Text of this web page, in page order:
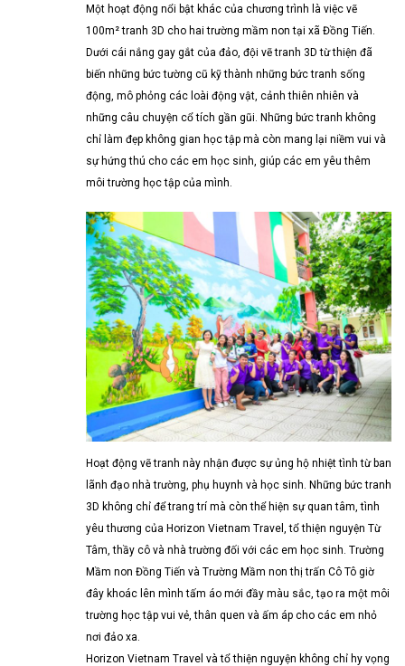
Một hoạt động nổi bật khác của chương trình là việc vẽ
100m² tranh 3D cho hai trường mầm non tại xã Đồng Tiến.
Dưới cái nắng gay gắt của đảo, đội vẽ tranh 3D từ thiện đã
biến những bức tường cũ kỹ thành những bức tranh sống
động, mô phỏng các loài động vật, cảnh thiên nhiên và
những câu chuyện cổ tích gần gũi. Những bức tranh không
chỉ làm đẹp không gian học tập mà còn mang lại niềm vui và
sự hứng thú cho các em học sinh, giúp các em yêu thêm
môi trường học tập của mình.
Hoạt động vẽ tranh này nhận được sự ủng hộ nhiệt tình từ ban
lãnh đạo nhà trường, phụ huynh và học sinh. Những bức tranh
3D không chỉ để trang trí mà còn thể hiện sự quan tâm, tình
yêu thương của Horizon Vietnam Travel, tổ thiện nguyện Từ
Tâm, thầy cô và nhà trường đối với các em học sinh. Trường
Mầm non Đồng Tiến và Trường Mầm non thị trấn Cô Tô giờ
đây khoác lên mình tấm áo mới đầy màu sắc, tạo ra một môi
trường học tập vui vẻ, thân quen và ấm áp cho các em nhỏ
nơi đảo xa.
Horizon Vietnam Travel và tổ thiện nguyện không chỉ hy vọng